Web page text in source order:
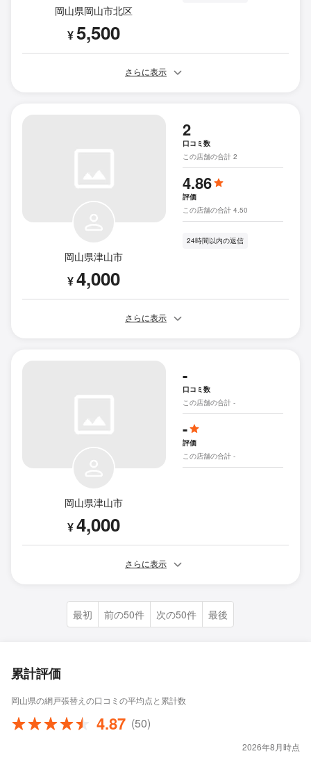
岡山県岡山市北区
¥5,500
さらに表示
岡山県津山市
¥4,000
2
口コミ数
この店舗の合計 2
4.86
評価
この店舗の合計 4.50
24時間以内の返信
さらに表示
岡山県津山市
¥4,000
-
口コミ数
この店舗の合計 -
-
評価
この店舗の合計 -
さらに表示
最初 前の50件 次の50件 最後
累計評価
岡山県の網戸張替えの口コミの平均点と累計数
4.87 (50)
2026年8月時点